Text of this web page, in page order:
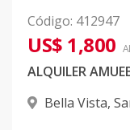
Código: 412947
US$ 1,800
ALQUILER
Bella Vista,